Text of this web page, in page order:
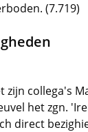
(7.719)
zijn collega's
het zgn.
direct